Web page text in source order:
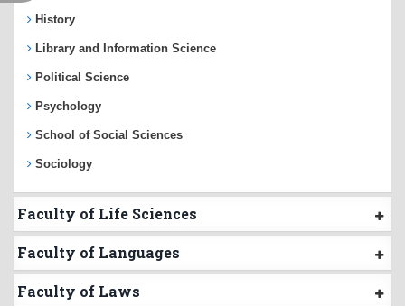
History
Library and Information Science
Political Science
Psychology
School of Social Sciences
Sociology
Faculty of Life Sciences
Faculty of Languages
Faculty of Laws